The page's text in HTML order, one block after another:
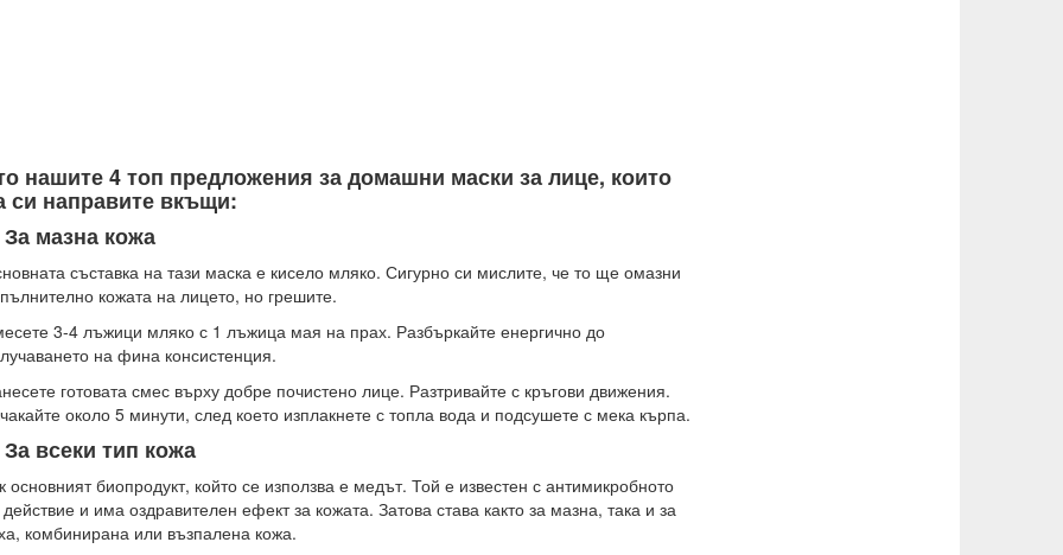
нашите 4 топ предложения за домашни маски за лице, които
си направите вкъщи:
За мазна кожа
съставка на тази маска е кисело мляко. Сигурно си мислите, че то ще омазни
кожата на лицето, но грешите.
3-4 лъжици мляко с 1 лъжица мая на прах. Разбъркайте енергично до
на фина консистенция.
готовата смес върху добре почистено лице. Разтривайте с кръгови движения.
около 5 минути, след което изплакнете с топла вода и подсушете с мека кърпа.
всеки тип кожа
основният биопродукт, който се използва е медът. Той е известен с антимикробното
и има оздравителен ефект за кожата. Затова става както за мазна, така и за
комбинирана или възпалена кожа.